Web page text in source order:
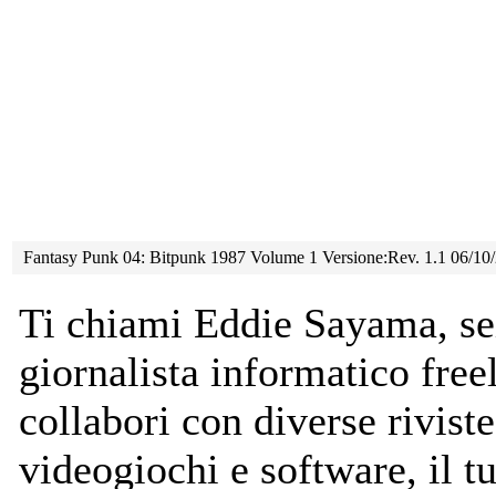
Fantasy Punk 04: Bitpunk 1987 Volume 1 Versione:Rev. 1.1 06/
Ti chiami Eddie Sayama,
giornalista informatico
collabori con diverse
videogiochi e software, il